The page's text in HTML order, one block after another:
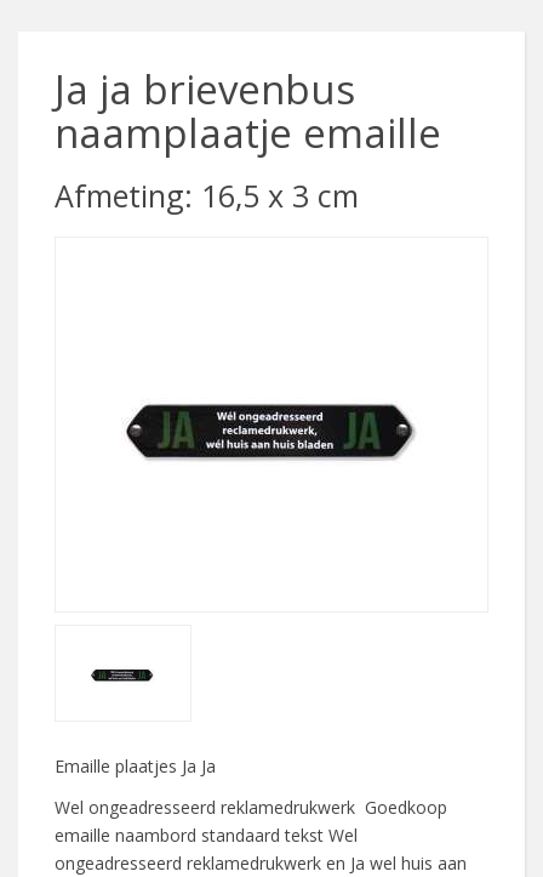
Ja ja brievenbus
naamplaatje emaille
Afmeting: 16,5 x 3 cm
Emaille plaatjes Ja Ja
Wel ongeadresseerd reklamedrukwerk Goedkoop
emaille naambord standaard tekst Wel
ongeadresseerd reklamedrukwerk en Ja wel huis aan